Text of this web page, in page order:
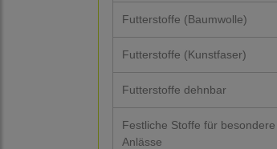
Futterstoffe (Baumwolle)
Futterstoffe (Kunstfaser)
Futterstoffe dehnbar
Festliche Stoffe für besondere
Anlässe